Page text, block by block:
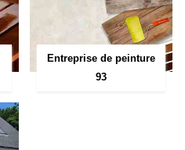
Entreprise de peinture
93